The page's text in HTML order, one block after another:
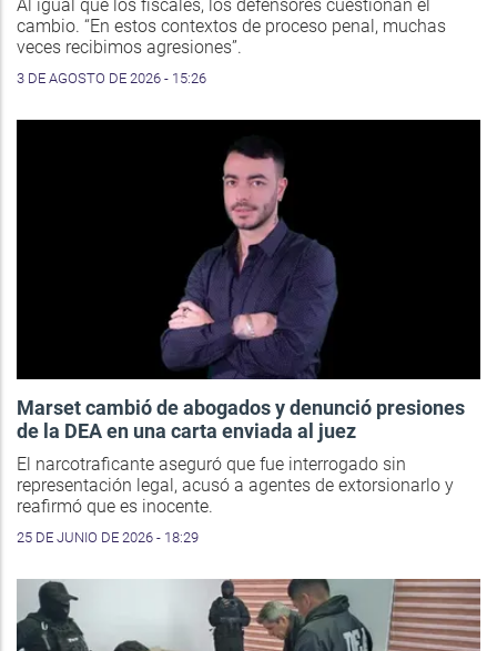
Al igual que los fiscales, los defensores cuestionan el
cambio. “En estos contextos de proceso penal, muchas
veces recibimos agresiones”.
3 DE AGOSTO DE 2026 - 15:26
Marset cambió de abogados y denunció presiones
de la DEA en una carta enviada al juez
El narcotraficante aseguró que fue interrogado sin
representación legal, acusó a agentes de extorsionarlo y
reafirmó que es inocente.
25 DE JUNIO DE 2026 - 18:29